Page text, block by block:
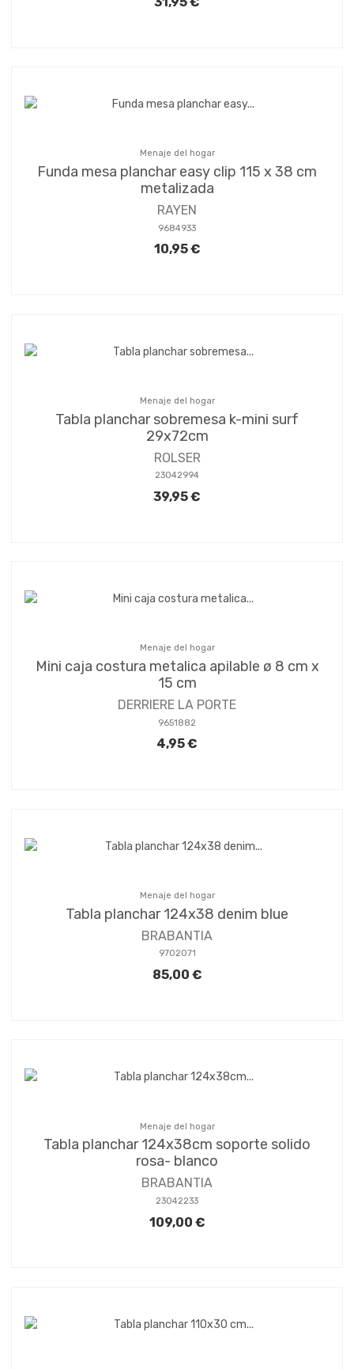
Menaje del hogar
Funda mesa planchar easy clip 115 x 38 cm
metalizada
RAYEN
9684933
10,95 €
Menaje del hogar
Tabla planchar sobremesa k-mini surf
29x72cm
ROLSER
23042994
39,95 €
Menaje del hogar
Mini caja costura metalica apilable ø 8 cm x
15 cm
DERRIERE LA PORTE
9651882
4,95 €
Menaje del hogar
Tabla planchar 124x38 denim blue
BRABANTIA
9702071
85,00 €
Menaje del hogar
Tabla planchar 124x38cm soporte solido
rosa- blanco
BRABANTIA
23042233
109,00 €